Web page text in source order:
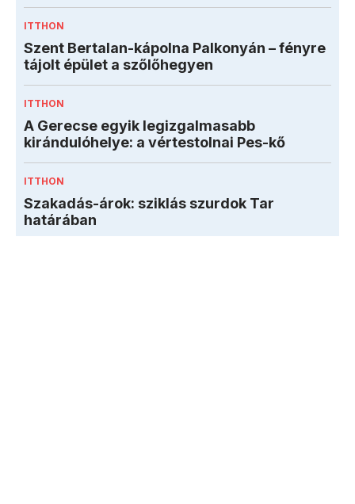
ITTHON
Szent Bertalan-kápolna Palkonyán – fényre
tájolt épület a szőlőhegyen
ITTHON
A Gerecse egyik legizgalmasabb
kirándulóhelye: a vértestolnai Pes-kő
ITTHON
Szakadás-árok: sziklás szurdok Tar
határában